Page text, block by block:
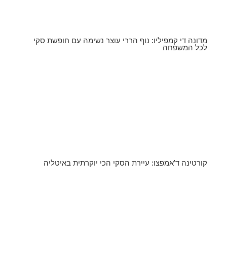
מדונה די קמפיליו: נוף הררי עוצר נשימה עם חופשת סקי
לכל המשפחה
קורטינה ד'אמפצו: עיירת הסקי הכי יוקרתית באיטליה